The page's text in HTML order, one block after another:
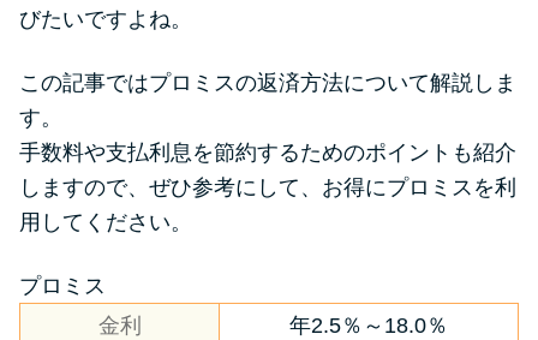
便利なコンテンツ
カードローン診断
カードローンQ&A
特集ページ
びたいですよね。
この記事ではプロミスの返済方法について解説しま
す。
手数料や支払利息を節約するためのポイントも紹介
しますので、ぜひ参考にして、お得にプロミスを利
用してください。
プロミス
金利
年2.5％～18.0％